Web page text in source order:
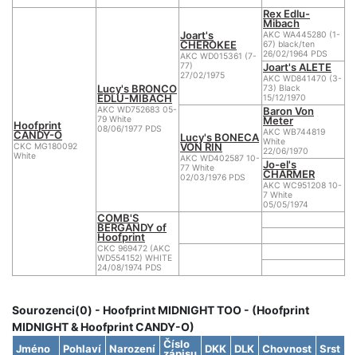
Hoofprint
CANDY-O
CKC MG180092
White
Lucy's BRONCO
EDLU-MIBACH
AKC WD752683 05-
79 White
08/06/1977 PDS
Joart's
CHEROKEE
AKC WD015361 (7-
77)
27/02/1975
Rex Edlu-
Mibach
AKC WA445280 (1-
67) black/ten
26/02/1964 PDS
Joart's ALETE
AKC WD841470 (3-
73) Black
15/12/1970
Lucy's BONECA
VON RIN
AKC WD402587 10-
77 White
02/03/1976 PDS
Baron Von
Meter
AKC WB744819
White
22/06/1970
Jo-el's
CHARMER
AKC WC951208 10-
7 White
05/05/1974
COMB'S
BERGANDY of
Hoofprint
CKC 969472 (AKC
WD554152) WHITE
24/08/1974 PDS
Sourozenci(0) - Hoofprint MIDNIGHT TOO - (Hoofprint
MIDNIGHT & Hoofprint CANDY-O)
Jméno Pohlaví Narození Číslo DKK DLK Chovnost Srst